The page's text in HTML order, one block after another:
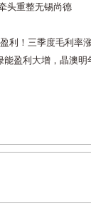
头重整无锡尚德
利！三季度毛利率
盈利大增，晶澳明